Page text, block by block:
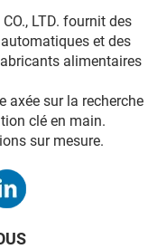
LTD. fournit des
et des
alimentaires
axée sur la recherche
clé en main.
sur mesure.